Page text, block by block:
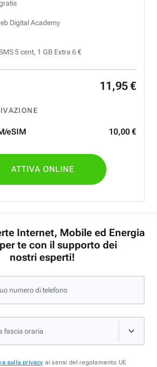
Digital Academy
5 cent, 1 GB Extra 6 €
11 ,95 €
eSIM 10,00 €
ATTIVA ONLINE
Internet, Mobile ed Energia
te con il supporto dei
nostri esperti!
numero di telefono
fascia oraria
sulla privacy ai sensi del regolamento UE